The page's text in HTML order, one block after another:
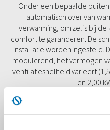
Onder een bepaalde
automatisch over van
verwarming, om zelfs bij
comfort te garanderen. De
installatie worden ingesteld.
modulerend, het vermogen
ventilatiesnelheid varieert
en 2,00